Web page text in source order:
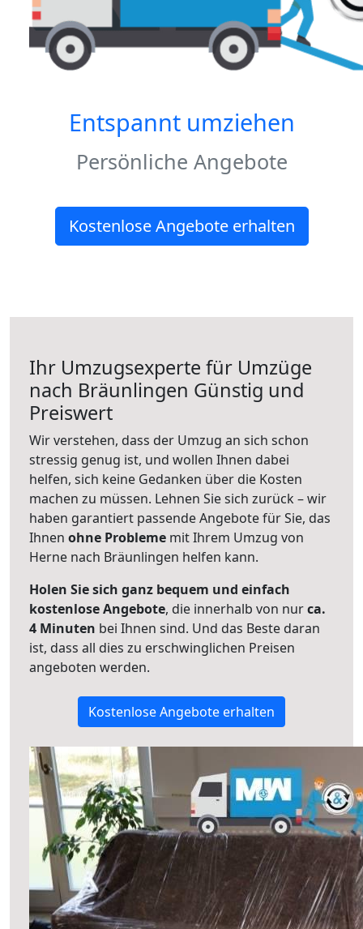
Entspannt umziehen
Persönliche Angebote
Kostenlose Angebote erhalten
Ihr Umzugsexperte für Umzüge
nach Bräunlingen Günstig und
Preiswert
Wir verstehen, dass der Umzug an sich schon
stressig genug ist, und wollen Ihnen dabei
helfen, sich keine Gedanken über die Kosten
machen zu müssen. Lehnen Sie sich zurück – wir
haben garantiert passende Angebote für Sie, das
Ihnen ohne Probleme mit Ihrem Umzug von
Herne nach Bräunlingen helfen kann.
Holen Sie sich ganz bequem und einfach
kostenlose Angebote, die innerhalb von nurca.
4 Minuten bei Ihnen sind. Und das Beste daran
ist, dass all dies zu erschwinglichen Preisen
angeboten werden.
Kostenlose Angebote erhalten